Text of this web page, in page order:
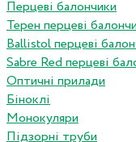
Перцеві балончики
Терен перцеві
Ballistol перцеві
Sabre Red перцеві
Оптичні прилади
Біноклі
Монокуляри
Підзорні труби